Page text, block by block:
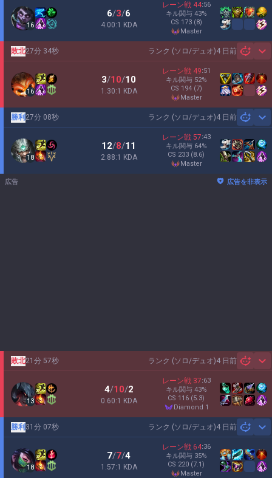
16
6/3/6
4.00:1 KDA
レーン戦 44:56
キル関与 43%
CS 173 (8)
master
ランク (ソロ/デュオ)4 日前
敗北27分 34秒
16
3/10/10
1.30:1 KDA
レーン戦 49:51
キル関与 52%
CS 194 (7)
master
ランク (ソロ/デュオ)4 日前
勝利 27分 08秒
18
12/8/11
2.88:1 KDA
レーン戦 57:43
キル関与 64%
CS 233 (8.6)
master
広告 広告を非表示
ランク (ソロ/デュオ)4 日前
敗北21分 57秒
13
4/10/2
0.60:1 KDA
レーン戦 37:63
キル関与 43%
CS 116 (5.3)
diamond 1
ランク (ソロ/デュオ)4 日前
勝利 31分 07秒
18
7/7/4
1.57:1 KDA
レーン戦 64:36
キル関与 35%
CS 220 (7.1)
master